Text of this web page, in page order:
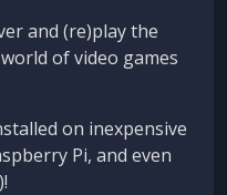
and (re)play the
of video games
on inexpensive
Pi, and even